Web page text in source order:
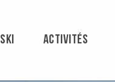
SKI ACTIVITÉS